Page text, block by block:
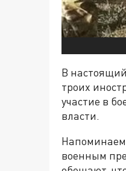
В
троих
участие в
власти.
военным